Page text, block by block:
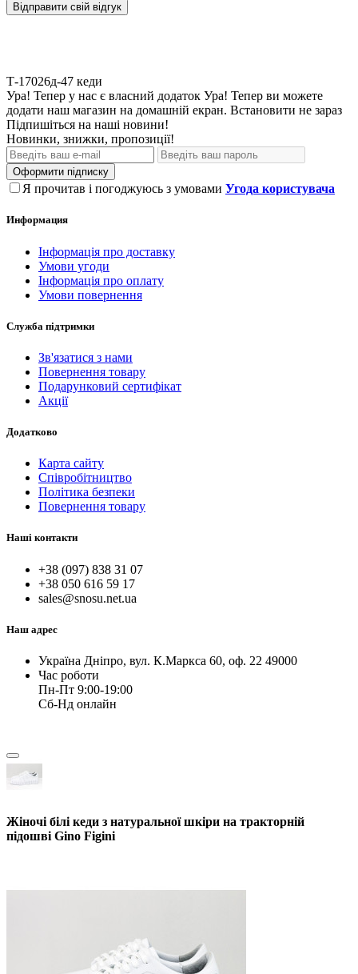
Відправити свій відгук
Т-17026д-47 кеди
Ура! Тепер у нас є власний додаток Ура! Тепер ви можете
додати наш магазин на домашній екран. Встановити не зараз
Підпишіться на наші новини!
Новинки, знижки, пропозиції!
Оформити підписку
Я прочитав і погоджуюсь з умовами Угода користувача
Информация
Інформація про доставку
Умови угоди
Інформація про оплату
Умови повернення
Служба підтримки
Зв'язатися з нами
Повернення товару
Подарунковий сертифікат
Акції
Додатково
Карта сайту
Співробітництво
Політика безпеки
Повернення товару
Наші контакти
+38 (097) 838 31 07
+38 050 616 59 17
sales@snosu.net.ua
Наш адрес
Україна Дніпро, вул. К.Маркса 60, оф. 22 49000
Час роботи
Пн-Пт 9:00-19:00
Сб-Нд онлайн
Жіночі білі кеди з натуральної шкіри на тракторній
підошві Gino Figini